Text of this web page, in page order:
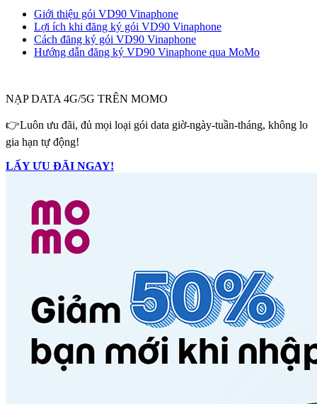
Giới thiệu gói VD90 Vinaphone
Lợi ích khi đăng ký gói VD90 Vinaphone
Cách đăng ký gói VD90 Vinaphone
Hướng dẫn đăng ký VD90 Vinaphone qua MoMo
NẠP DATA 4G/5G TRÊN MOMO
👉Luôn ưu đãi, đủ mọi loại gói data giờ-ngày-tuần-tháng, không lo
gia hạn tự động!
LẤY ƯU ĐÃI NGAY!